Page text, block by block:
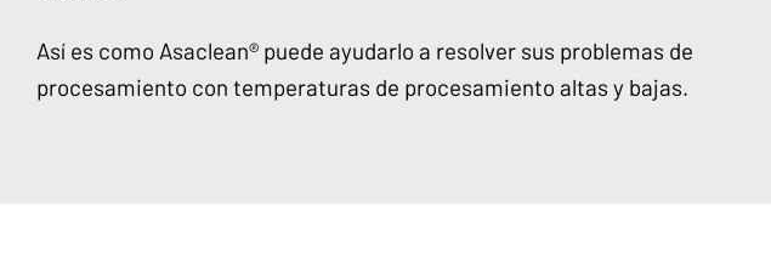
Así es como Asaclean® puede ayudarlo a resolver sus problemas de
procesamiento con temperaturas de procesamiento altas y bajas.